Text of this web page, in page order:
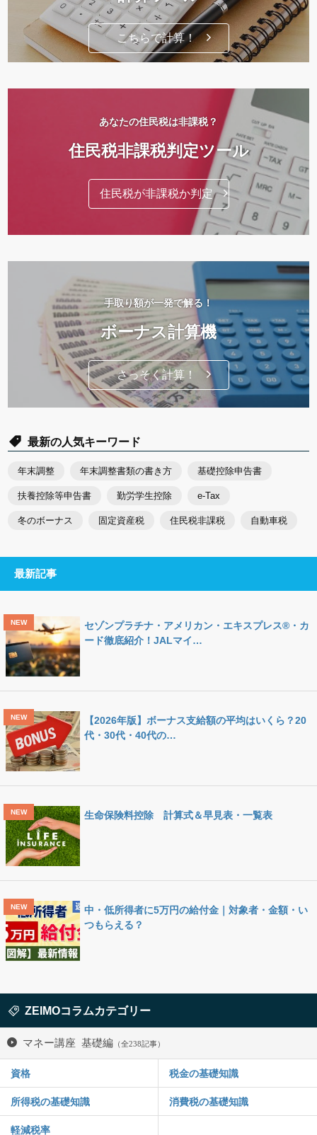
こちらで計算！
あなたの住民税は非課税？
住民税非課税判定ツール
住民税が非課税か判定
手取り額が一発で解る！
ボーナス計算機
さっそく計算！
最新の人気キーワード
年末調整 年末調整書類の書き方 基礎控除申告書
扶養控除等申告書 勤労学生控除 e-Tax
冬のボーナス 固定資産税 住民税非課税 自動車税
最新記事
セゾンプラチナ・アメリカン・エキスプレス®・カ
ード徹底紹介！JALマイ…
【2026年版】ボーナス支給額の平均はいくら？20
代・30代・40代の…
生命保険料控除 計算式＆早見表・一覧表
中・低所得者に5万円の給付金｜対象者・金額・い
つもらえる？
ZEIMOコラムカテゴリー
マネー講座 基礎編 （全238記事）
資格 税金の基礎知識
所得税の基礎知識 消費税の基礎知識
軽減税率